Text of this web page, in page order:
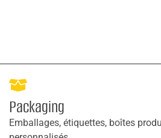
Packaging
Emballages, étiquettes, boîtes